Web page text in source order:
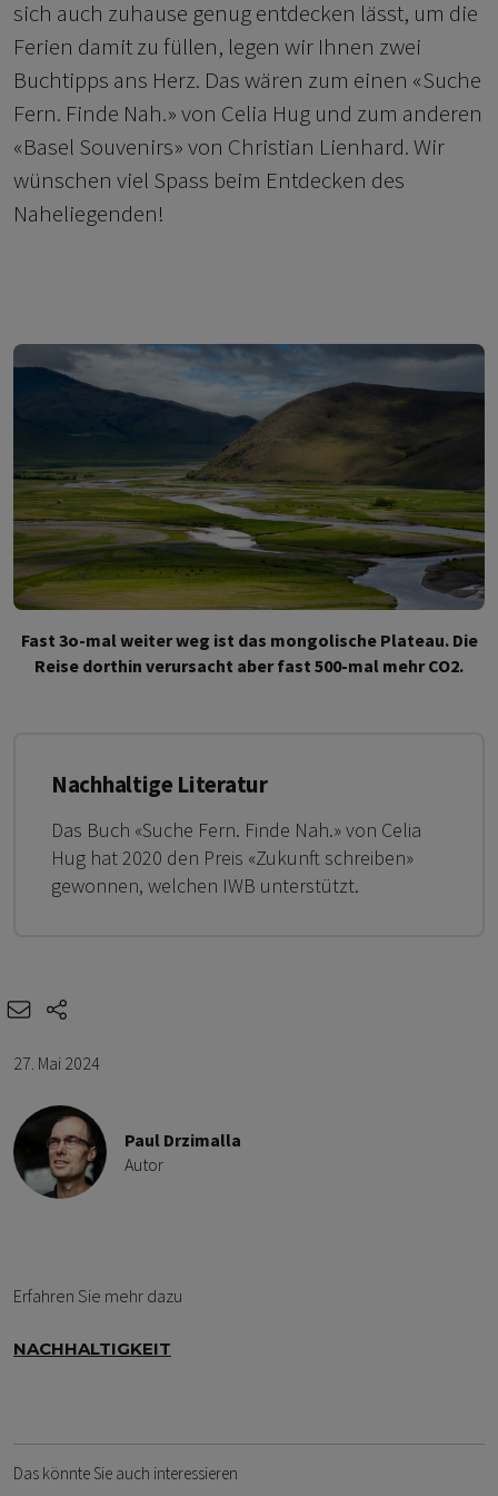
sich auch zuhause genug entdecken lässt, um die
Ferien damit zu füllen, legen wir Ihnen zwei
Buchtipps ans Herz. Das wären zum einen «Suche
Fern. Finde Nah.» von Celia Hug und zum anderen
«Basel Souvenirs» von Christian Lienhard. Wir
wünschen viel Spass beim Entdecken des
Naheliegenden!
Fast 3o-mal weiter weg ist das mongolische Plateau. Die
Reise dorthin verursacht aber fast 500-mal mehr CO2.
Nachhaltige Literatur
Das Buch «Suche Fern. Finde Nah.» von Celia
Hug hat 2020 den Preis «Zukunft schreiben»
gewonnen, welchen IWB unterstützt.
e-mail
27. Mai 2024
Paul Drzimalla
Autor
Erfahren Sie mehr dazu
NACHHALTIGKEIT
Das könnte Sie auch interessieren